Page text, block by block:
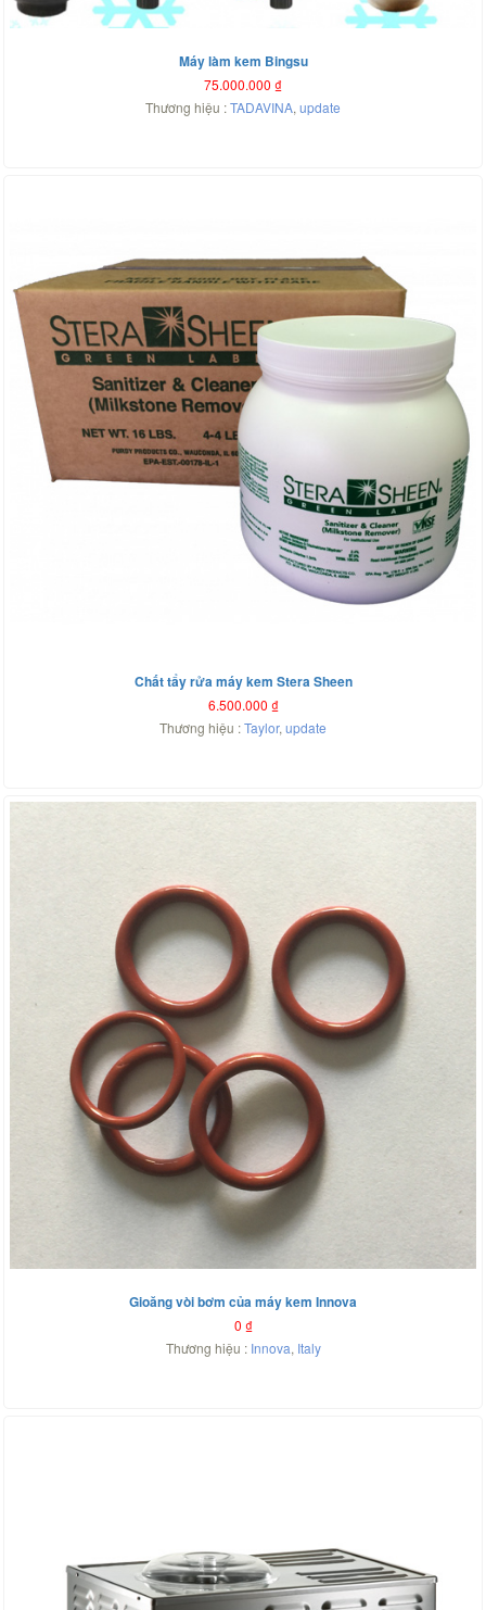
Máy làm kem Bingsu
75.000.000 ₫
Thương hiệu :TADAVINA, update
Chất tẩy rửa máy kem Stera Sheen
6.500.000 ₫
Thương hiệu :Taylor, update
Gioăng vòi bơm của máy kem Innova
0 ₫
Thương hiệu : Innova, Italy